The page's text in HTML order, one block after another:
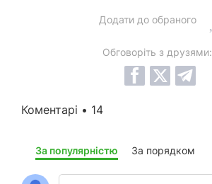
Додати до обраного
Обговоріть з друзями:
Коментарі • 14
За популярністю За порядком